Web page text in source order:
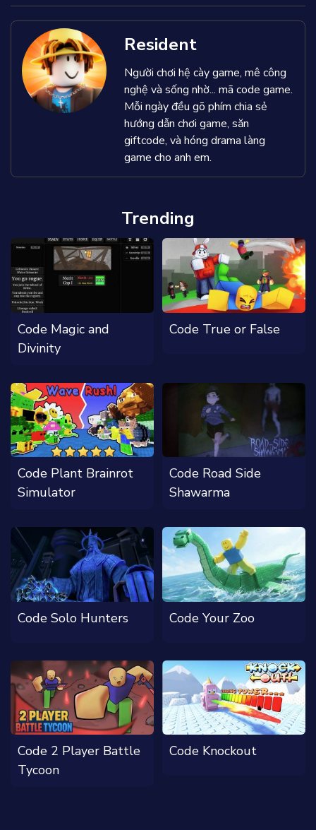
Resident
Người chơi hệ cày game, mê công
nghệ và sống nhờ... mã code game.
Mỗi ngày đều gõ phím chia sẻ
hướng dẫn chơi game, săn
giftcode, và hóng drama làng
game cho anh em.
Trending
Code Magic and
Divinity
Code True or False
Code Plant Brainrot
Simulator
Code Road Side
Shawarma
Code Solo Hunters Code Your Zoo
Code 2 Player Battle
Tycoon
Code Knockout